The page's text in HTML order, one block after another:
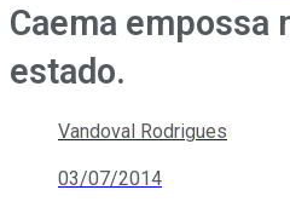
Caema
estado.
Vandoval Rodrigues
03/07/2014